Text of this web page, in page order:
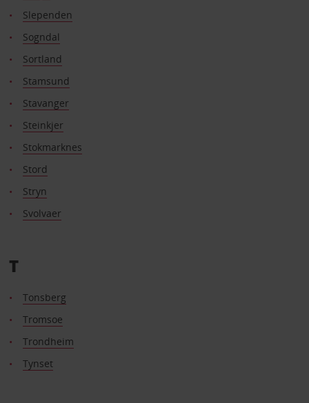
Slependen
Sogndal
Sortland
Stamsund
Stavanger
Steinkjer
Stokmarknes
Stord
Stryn
Svolvaer
T
Tonsberg
Tromsoe
Trondheim
Tynset